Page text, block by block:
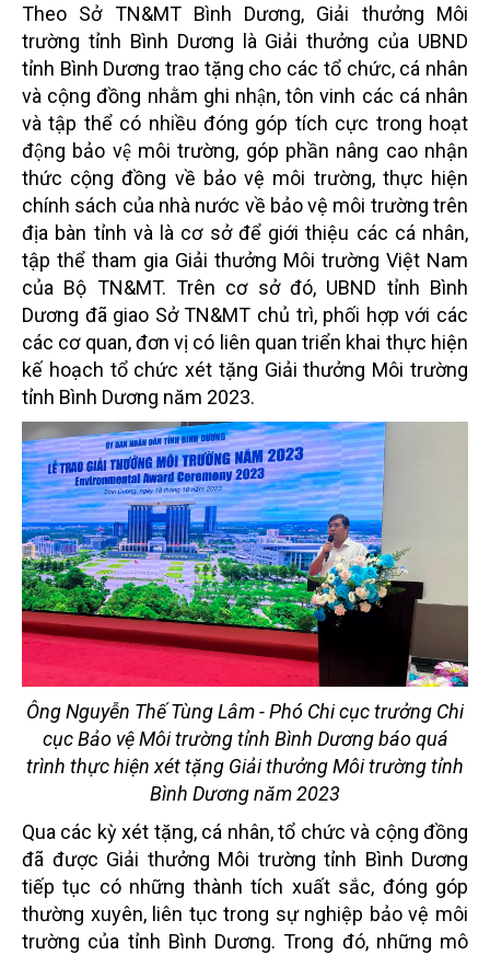
Theo Sở TN&MT Bình Dương, Giải thưởng Môi
trường tỉnh Bình Dương là Giải thưởng của UBND
tỉnh Bình Dương trao tặng cho các tổ chức, cá nhân
và cộng đồng nhằm ghi nhận, tôn vinh các cá nhân
và tập thể có nhiều đóng góp tích cực trong hoạt
động bảo vệ môi trường, góp phần nâng cao nhận
thức cộng đồng về bảo vệ môi trường, thực hiện
chính sách của nhà nước về bảo vệ môi trường trên
địa bàn tỉnh và là cơ sở để giới thiệu các cá nhân,
tập thể tham gia Giải thưởng Môi trường Việt Nam
của Bộ TN&MT. Trên cơ sở đó, UBND tỉnh Bình
Dương đã giao Sở TN&MT chủ trì, phối hợp với các
các cơ quan, đơn vị có liên quan triển khai thực hiện
kế hoạch tổ chức xét tặng Giải thưởng Môi trường
tỉnh Bình Dương năm 2023.
Ông Nguyễn Thế Tùng Lâm - Phó Chi cục trưởng Chi
cục Bảo vệ Môi trường tỉnh Bình Dương báo quá
trình thực hiện xét tặng Giải thưởng Môi trường tỉnh
Bình Dương năm 2023
Qua các kỳ xét tặng, cá nhân, tổ chức và cộng đồng
đã được Giải thưởng Môi trường tỉnh Bình Dương
tiếp tục có những thành tích xuất sắc, đóng góp
thường xuyên, liên tục trong sự nghiệp bảo vệ môi
trường của tỉnh Bình Dương. Trong đó, những mô